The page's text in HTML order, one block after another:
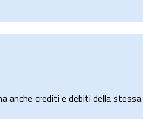
anche crediti e debiti della stessa.